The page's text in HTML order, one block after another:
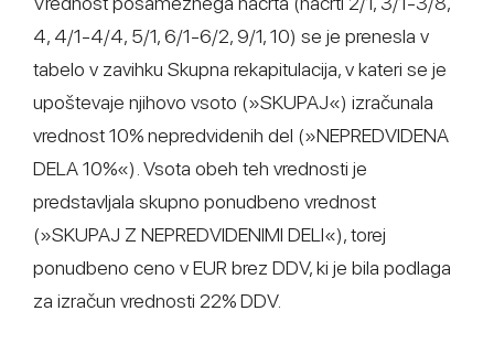
4, 4/1-4/4, 5/1, 6/1-6/2, 9/1, 10) se je prenesla v
tabelo v zavihku Skupna rekapitulacija, v kateri se je
upoštevaje njihovo vsoto (»SKUPAJ«) izračunala
vrednost 10% nepredvidenih del (»NEPREDVIDENA
DELA 10%«). Vsota obeh teh vrednosti je
predstavljala skupno ponudbeno vrednost
(»SKUPAJ Z NEPREDVIDENIMI DELI«), torej
ponudbeno ceno v EUR brez DDV, ki je bila podlaga
za izračun vrednosti 22% DDV.